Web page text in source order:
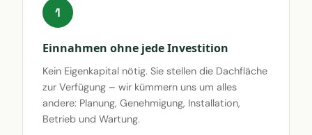
1
Einnahmen ohne jede Investition
Kein Eigenkapital nötig. Sie stellen die Dachfläche
zur Verfügung – wir kümmern uns um alles
andere: Planung, Genehmigung, Installation,
Betrieb und Wartung.